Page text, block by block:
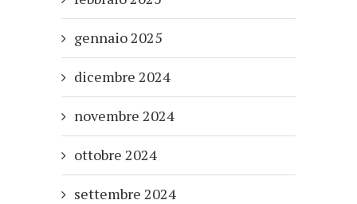
gennaio 2025
dicembre 2024
novembre 2024
ottobre 2024
settembre 2024